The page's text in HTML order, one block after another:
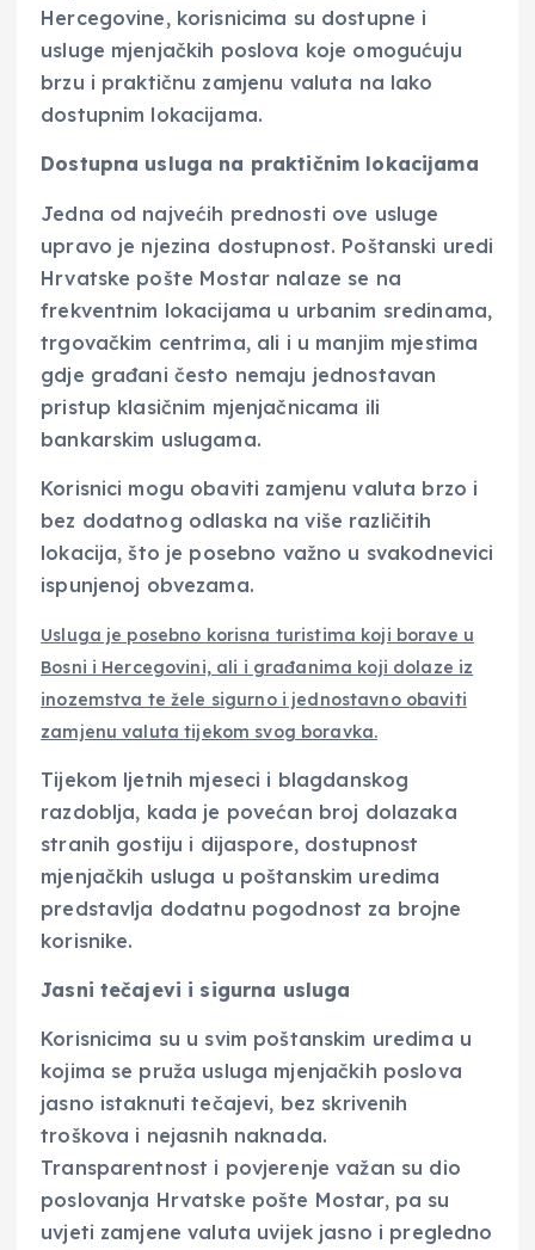
Hercegovine, korisnicima su dostupne i
usluge mjenjačkih poslova koje omogućuju
brzu i praktičnu zamjenu valuta na lako
dostupnim lokacijama.
Dostupna usluga na praktičnim lokacijama
Jedna od najvećih prednosti ove usluge
upravo je njezina dostupnost. Poštanski uredi
Hrvatske pošte Mostar nalaze se na
frekventnim lokacijama u urbanim sredinama,
trgovačkim centrima, ali i u manjim mjestima
gdje građani često nemaju jednostavan
pristup klasičnim mjenjačnicama ili
bankarskim uslugama.
Korisnici mogu obaviti zamjenu valuta brzo i
bez dodatnog odlaska na više različitih
lokacija, što je posebno važno u svakodnevici
ispunjenoj obvezama.
Usluga je posebno korisna turistima koji borave u
Bosni i Hercegovini, ali i građanima koji dolaze iz
inozemstva te žele sigurno i jednostavno obaviti
zamjenu valuta tijekom svog boravka.
Tijekom ljetnih mjeseci i blagdanskog
razdoblja, kada je povećan broj dolazaka
stranih gostiju i dijaspore, dostupnost
mjenjačkih usluga u poštanskim uredima
predstavlja dodatnu pogodnost za brojne
korisnike.
Jasni tečajevi i sigurna usluga
Korisnicima su u svim poštanskim uredima u
kojima se pruža usluga mjenjačkih poslova
jasno istaknuti tečajevi, bez skrivenih
troškova i nejasnih naknada.
Transparentnost i povjerenje važan su dio
poslovanja Hrvatske pošte Mostar, pa su
uvjeti zamjene valuta uvijek jasno i pregledno